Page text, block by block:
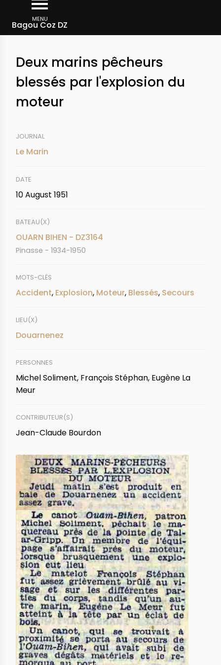
main
MENU
Bagou Coz DZ
Breadcrumb
Deux marins pêcheurs
blessés par l'explosion du
moteur
JOURNAL
Le Marin
DATE
10 August 1951
BATEAU(X)
OUARN BIHEN - DZ3164
Pinasse - 1934-1950
MOTS-CLÉS
Accident, Explosion, Moteur, Blessés, Secours
LIEU(X)
Douarnenez
PERSONNES
Michel Soliment, François Stéphan, Eugène La
Meur
CONTRIBUTEUR(S)
Jean-Claude Bourdon
IMAGE